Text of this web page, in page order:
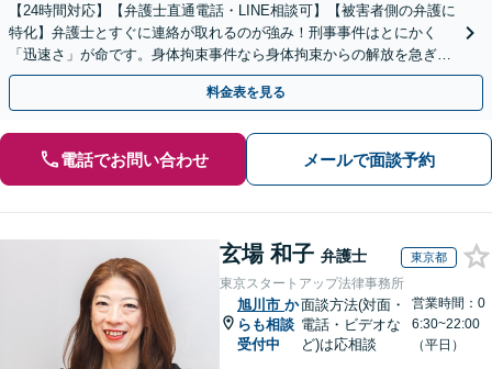
【24時間対応】【弁護士直通電話・LINE相談可】【被害者側の弁護に
特化】弁護士とすぐに連絡が取れるのが強み！刑事事件はとにかく
「迅速さ」が命です。身体拘束事件なら身体拘束からの解放を急ぎま
す。示談交渉はお任せください。
料金表を見る
電話でお問い合わせ メールで面談予約
玄場 和子 弁護士 東京都
東京スタートアップ法律事務所
旭川市 か
らも相談
受付中
面談方法(対面・
電話・ビデオな
ど)は応相談
営業時間：0
6:30~22:00
（平日）